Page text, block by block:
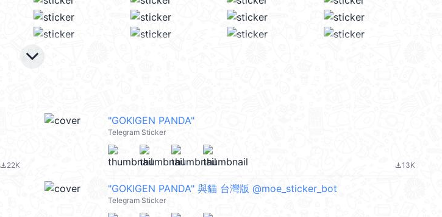
keyboard_arrow_down
file_download22K
"GOKIGEN PANDA"
Telegram Sticker
file_download13K
"GOKIGEN PANDA" 與貓 台灣版 @moe_sticker_bot
Telegram Sticker